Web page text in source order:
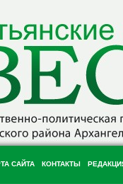
САЙТА КОНТАКТЫ